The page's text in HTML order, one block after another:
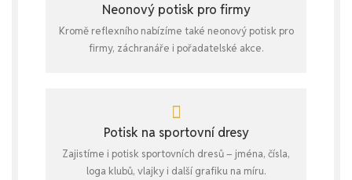
Neonový potisk pro firmy
Kromě reflexního nabízíme také neonový potisk pro
firmy, záchranáře i pořadatelské akce.
Potisk na sportovní dresy
Zajistíme i potisk sportovních dresů – jména, čísla,
loga klubů, vlajky i další grafiku na míru.